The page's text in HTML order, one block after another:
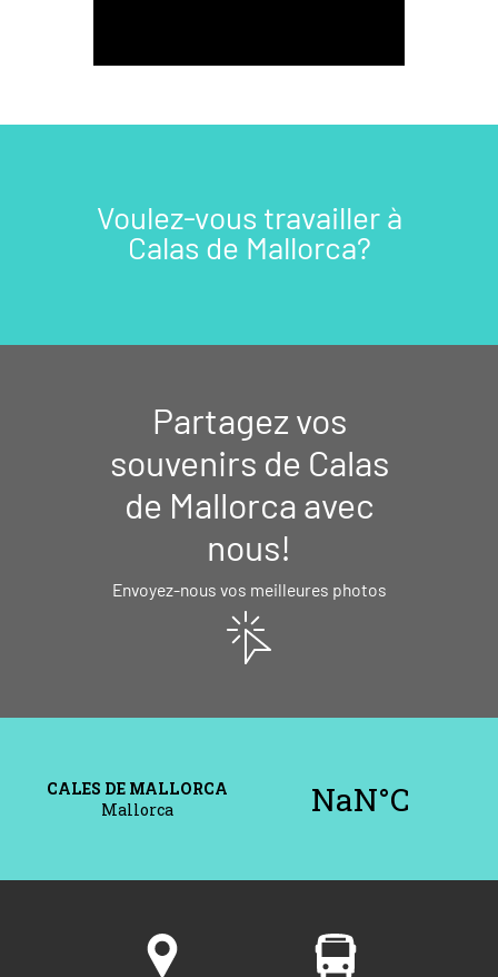
Voulez-vous travailler à
Calas de Mallorca?
Partagez vos
souvenirs de Calas
de Mallorca avec
nous!
Envoyez-nous vos meilleures photos